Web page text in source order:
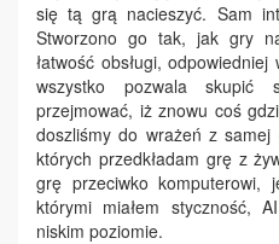
się tą grą nacieszyć. Sam
Stworzono go tak, jak gry
łatwość obsługi,
wszystko pozwala
przejmować, iż znowu coś
doszliśmy do wrażeń z
których przedkładam grę z
grę przeciwko
którymi miałem styczność,
niskim poziomie.